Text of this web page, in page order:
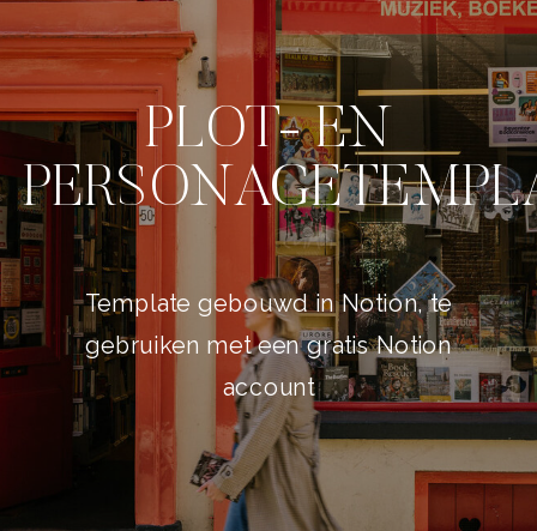
Template gebouwd in Notion, te
gebruiken met een gratis Notion
account
PLOT- EN